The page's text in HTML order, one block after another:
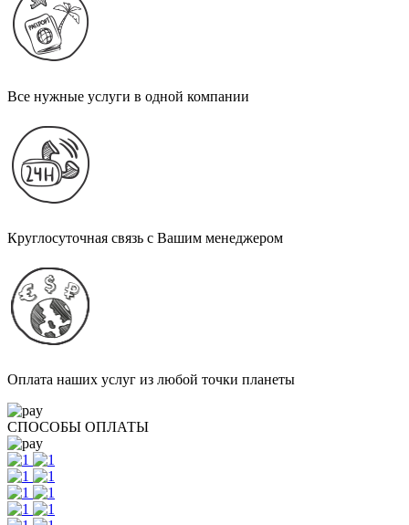
Все нужные услуги в одной компании
Круглосуточная связь с Вашим менеджером
Оплата наших услуг из любой точки планеты
СПОСОБЫ ОПЛАТЫ